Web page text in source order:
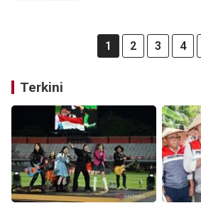
1 2 3 4
Terkini